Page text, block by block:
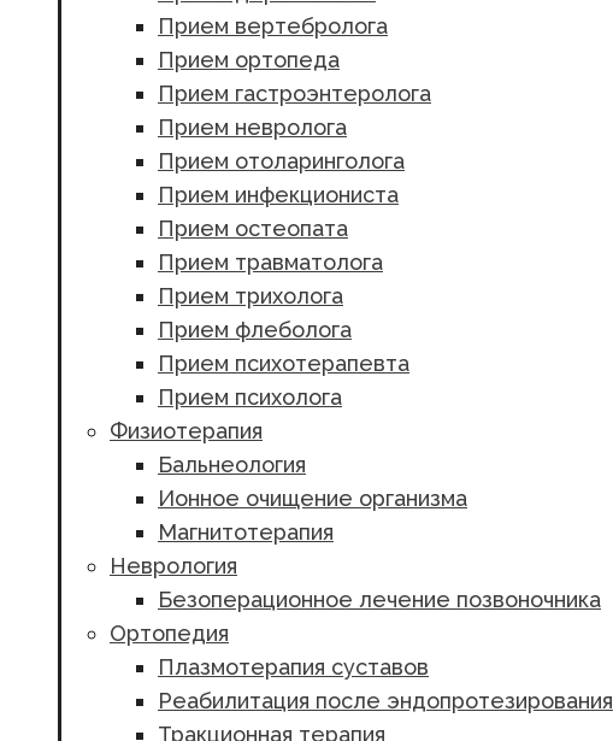
Прием вертебролога
Прием ортопеда
Прием гастроэнтеролога
Прием невролога
Прием отоларинголога
Прием инфекциониста
Прием остеопата
Прием травматолога
Прием трихолога
Прием флеболога
Прием психотерапевта
Прием психолога
Физиотерапия
Бальнеология
Ионное очищение организма
Магнитотерапия
Неврология
Безоперационное лечение позвоночника
Ортопедия
Плазмотерапия суставов
Реабилитация после эндопротезирования
Тракционная терапия